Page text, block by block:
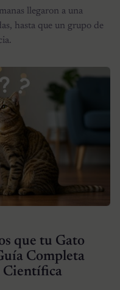
llegaron a una
hasta que un grupo de
que tu Gato
Completa
Científica